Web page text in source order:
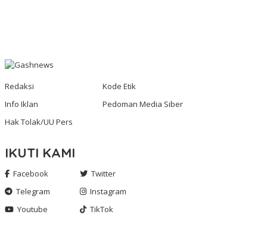
Redaksi
Kode Etik
Info Iklan
Pedoman Media Siber
Hak Tolak/UU Pers
IKUTI KAMI
Facebook
Twitter
Telegram
Instagram
Youtube
TikTok